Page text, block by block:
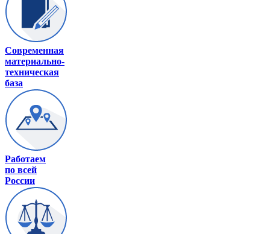
Современная
материально-
техническая
база
Работаем
по всей
России